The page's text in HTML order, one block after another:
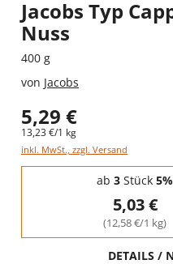
Jacobs Typ
Nuss
400 g
von Jacobs
5,29 €
13,23 €/1 kg
inkl. MwSt., zzgl. Versand
Staffelpreise - Mengenrabatt
ab 3 Stück 5%
5,03 €
(12,58 €/1 kg)
DETAILS /